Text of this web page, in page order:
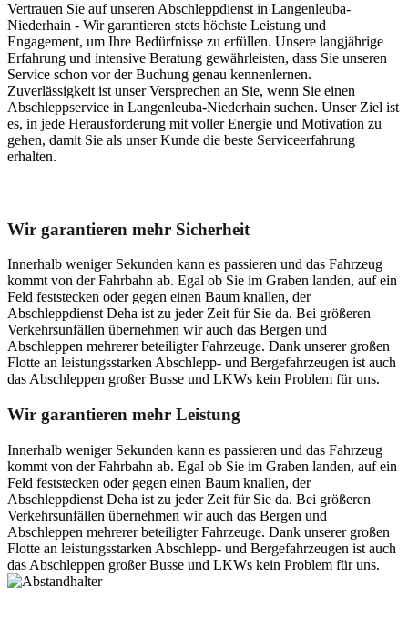
Vertrauen Sie auf unseren Abschleppdienst in Langenleuba-
Niederhain - Wir garantieren stets höchste Leistung und
Engagement, um Ihre Bedürfnisse zu erfüllen. Unsere langjährige
Erfahrung und intensive Beratung gewährleisten, dass Sie unseren
Service schon vor der Buchung genau kennenlernen.
Zuverlässigkeit ist unser Versprechen an Sie, wenn Sie einen
Abschleppservice in Langenleuba-Niederhain suchen. Unser Ziel ist
es, in jede Herausforderung mit voller Energie und Motivation zu
gehen, damit Sie als unser Kunde die beste Serviceerfahrung
erhalten.
Wir garantieren mehr Sicherheit
Innerhalb weniger Sekunden kann es passieren und das Fahrzeug
kommt von der Fahrbahn ab. Egal ob Sie im Graben landen, auf ein
Feld feststecken oder gegen einen Baum knallen, der
Abschleppdienst Deha ist zu jeder Zeit für Sie da. Bei größeren
Verkehrsunfällen übernehmen wir auch das Bergen und
Abschleppen mehrerer beteiligter Fahrzeuge. Dank unserer großen
Flotte an leistungsstarken Abschlepp- und Bergefahrzeugen ist auch
das Abschleppen großer Busse und LKWs kein Problem für uns.
Wir garantieren mehr Leistung
Innerhalb weniger Sekunden kann es passieren und das Fahrzeug
kommt von der Fahrbahn ab. Egal ob Sie im Graben landen, auf ein
Feld feststecken oder gegen einen Baum knallen, der
Abschleppdienst Deha ist zu jeder Zeit für Sie da. Bei größeren
Verkehrsunfällen übernehmen wir auch das Bergen und
Abschleppen mehrerer beteiligter Fahrzeuge. Dank unserer großen
Flotte an leistungsstarken Abschlepp- und Bergefahrzeugen ist auch
das Abschleppen großer Busse und LKWs kein Problem für uns.